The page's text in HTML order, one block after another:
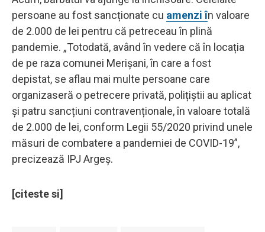
persoane au fost sancționate cu amenzi în valoare
de 2.000 de lei pentru că petreceau în plină
pandemie. „Totodată, având în vedere că în locația
de pe raza comunei Merișani, în care a fost
depistat, se aflau mai multe persoane care
organizaseră o petrecere privată, polițiștii au aplicat
și patru sancțiuni contravenționale, în valoare totală
de 2.000 de lei, conform Legii 55/2020 privind unele
măsuri de combatere a pandemiei de COVID-19”,
precizează IPJ Argeș.
[citeste si]